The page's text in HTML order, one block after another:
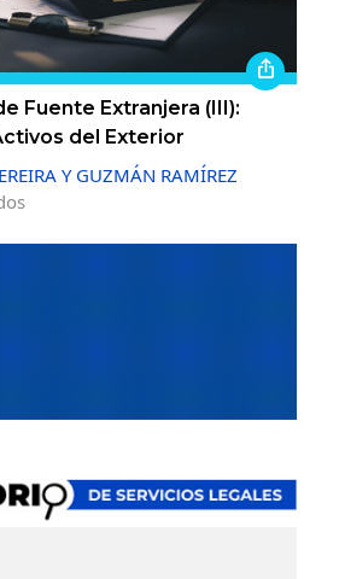
Fuente Extranjera (III):
del Exterior
Y GUZMÁN RAMÍREZ